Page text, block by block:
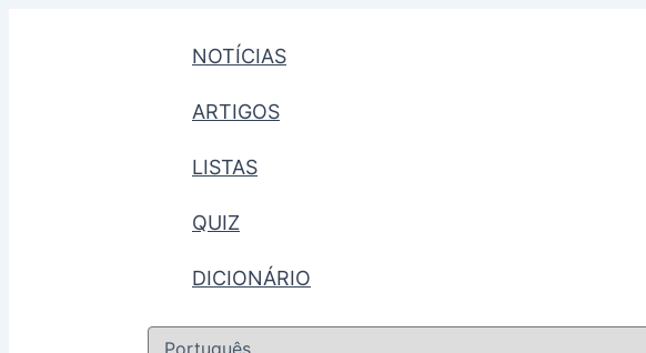
NOTÍCIAS
ARTIGOS
LISTAS
QUIZ
DICIONÁRIO
Escolha